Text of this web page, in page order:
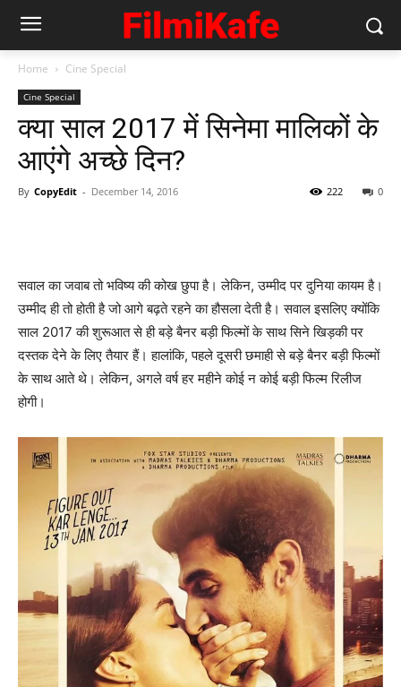
Home Cine Special
Cine Special
क्‍या साल 2017 में सिनेमा मालिकों के
आएंगे अच्‍छे दिन?
By CopyEdit - December 14, 2016 0
222
सवाल का जवाब तो भविष्‍य की कोख छुपा है। लेकिन, उम्‍मीद पर दुनिया कायम है।
उम्‍मीद ही तो होती है जो आगे बढ़ते रहने का हौसला देती है। सवाल इसलिए क्‍योंकि
साल 2017 की शुरूआत से ही बड़े बैनर बड़ी फिल्‍मों के साथ सिने खिड़की पर
दस्‍तक देने के लिए तैयार हैं। हालांकि, पहले दूसरी छमाही से बड़े बैनर बड़ी फिल्‍मों
के साथ आते थे। लेकिन, अगले वर्ष हर महीने कोई न कोई बड़ी फिल्‍म रिलीज
होगी।